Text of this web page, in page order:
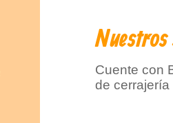
Cuente con
de